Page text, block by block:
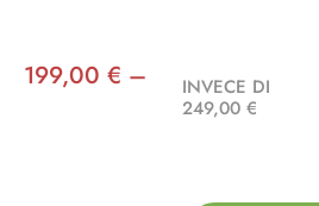
199,00 € –
INVECE DI
249,00 €